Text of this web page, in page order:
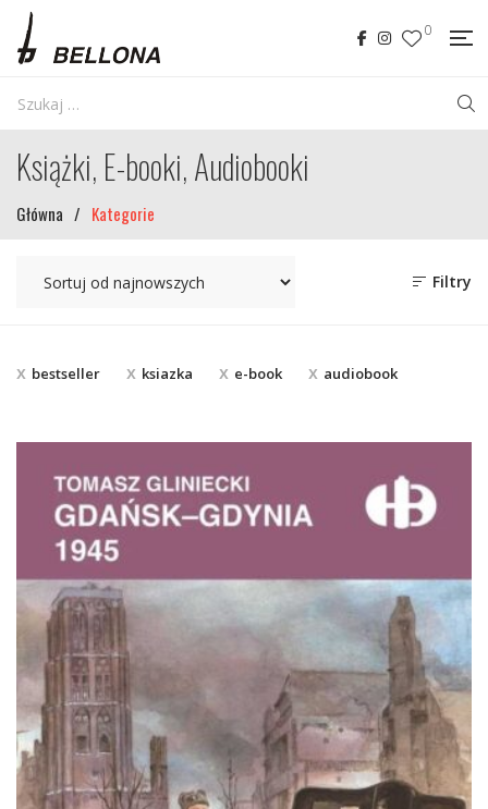
0
Książki, E-booki, Audiobooki
Główna / Kategorie
Filtry
bestseller ksiazka e-book audiobook